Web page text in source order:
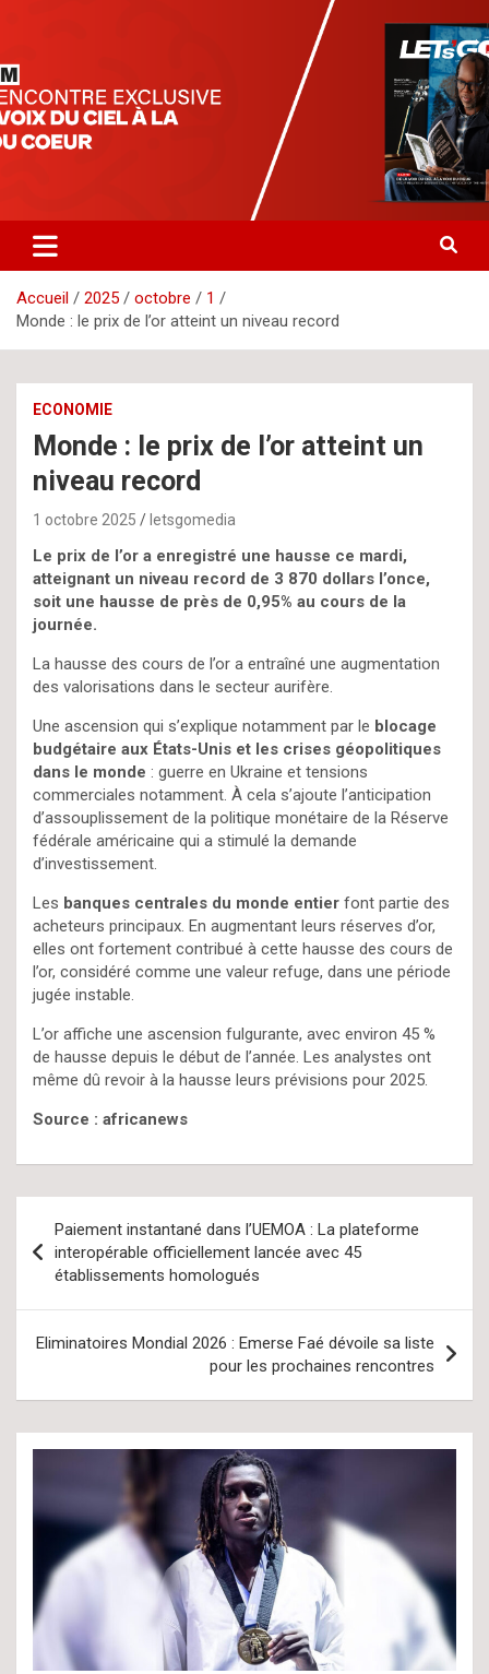
letsgomedia-ci.com
Accueil 2025 octobre
1
Monde : le prix de l’or atteint un niveau record
ECONOMIE
Monde : le prix de l’or atteint un
niveau record
1 octobre 2025 letsgomedia
Le prix de l’or a enregistré une hausse ce mardi,
atteignant un niveau record de 3 870 dollars l’once,
soit une hausse de près de 0,95% au cours de la
journée.
La hausse des cours de l’or a entraîné une augmentation
des valorisations dans le secteur aurifère.
Une ascension qui s’explique notamment par le blocage
budgétaire aux États-Unis et les crises géopolitiques
dans le monde : guerre en Ukraine et tensions
commerciales notamment. À cela s’ajoute l’anticipation
d’assouplissement de la politique monétaire de la Réserve
fédérale américaine qui a stimulé la demande
d’investissement.
Les banques centrales du monde entier font partie des
acheteurs principaux. En augmentant leurs réserves d’or,
elles ont fortement contribué à cette hausse des cours de
l’or, considéré comme une valeur refuge, dans une période
jugée instable.
L’or affiche une ascension fulgurante, avec environ 45 %
de hausse depuis le début de l’année. Les analystes ont
même dû revoir à la hausse leurs prévisions pour 2025.
Source : africanews
de
l’article
Paiement instantané dans l’UEMOA : La plateforme
interopérable officiellement lancée avec 45
établissements homologués
Eliminatoires Mondial 2026 : Emerse Faé dévoile sa liste
pour les prochaines rencontres